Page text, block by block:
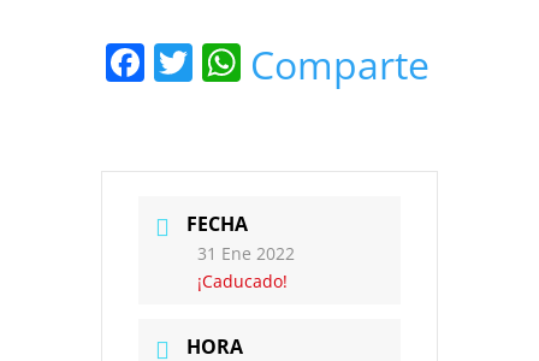
Facebook
Twitter
WhatsApp
Comparte
FECHA
31 Ene 2022
¡Caducado!
HORA